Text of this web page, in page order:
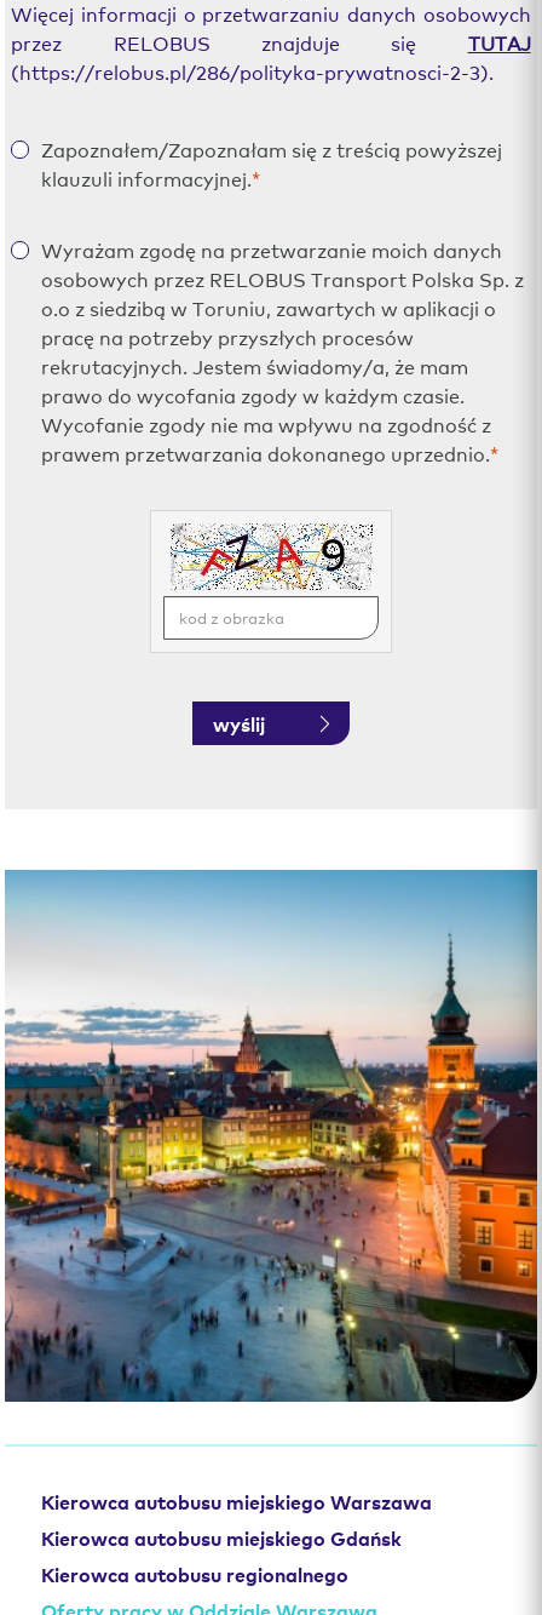
Kierowca autobusu miejskiego Warszawa
Kierowca autobusu miejskiego Gdańsk
Kierowca autobusu regionalnego
Więcej informacji o przetwarzaniu danych osobowych
przez RELOBUS znajduje się TUTAJ
(https://relobus.pl/286/polityka-prywatnosci-2-3).
Zapoznałem/Zapoznałam się z treścią powyższej
klauzuli informacyjnej.*
Wyrażam zgodę na przetwarzanie moich danych
osobowych przez RELOBUS Transport Polska Sp. z
o.o z siedzibą w Toruniu, zawartych w aplikacji o
pracę na potrzeby przyszłych procesów
rekrutacyjnych. Jestem świadomy/a, że mam
prawo do wycofania zgody w każdym czasie.
Wycofanie zgody nie ma wpływu na zgodność z
prawem przetwarzania dokonanego uprzednio.*